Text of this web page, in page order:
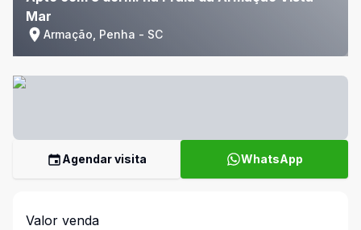
Mar
Armação, Penha - SC
Agendar visita WhatsApp
Valor venda